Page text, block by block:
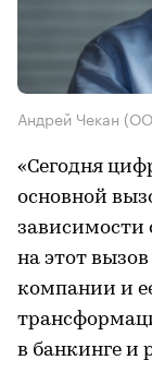
Андрей Чекан
«Сегодня
основной
зависимости
на этот
компании и
в банкинге и